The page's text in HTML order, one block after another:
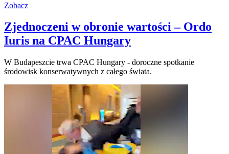
Zobacz
Zjednoczeni w obronie wartości – Ordo
Iuris na CPAC Hungary
W Budapeszcie trwa CPAC Hungary - doroczne spotkanie
środowisk konserwatywnych z całego świata.